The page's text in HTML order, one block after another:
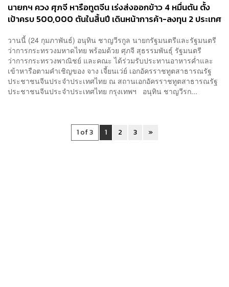
นายกฯ ควง ศุภจี หารือทูตจีน เร่งส่งออกข้าว 4 หมื่นตัน ตั้ง
เป้าครบ 500,000 ตันในสิ้นปี เดินหน้าการค้า-ลงทุน 2 ประเทศ
วานนี้ (24 กุมภาพันธ์) อนุทิน ชาญวีรกูล นายกรัฐมนตรีและรัฐมนตรี
ว่าการกระทรวงมหาดไทย พร้อมด้วย ศุภจี สุธรรมพันธุ์ รัฐมนตรี
ว่าการกระทรวงพาณิชย์ และคณะ ได้ร่วมรับประทานอาหารค่ำและ
เข้าหารือตามคำเชิญของ จาง เจี้ยนเว่ย์ เอกอัครราชทูตสาธารณรัฐ
ประชาชนจีนประจำประเทศไทย ณ สถานเอกอัครราชทูตสาธารณรัฐ
ประชาชนจีนประจำประเทศไทย กรุงเทพฯ อนุทิน ชาญวีรก...
1 of 3 1 2 3 »